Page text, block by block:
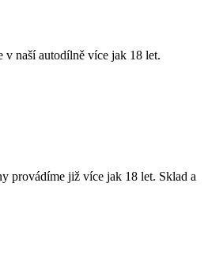
v naší autodílně více jak 18 let.
provádíme již více jak 18 let. Sklad a